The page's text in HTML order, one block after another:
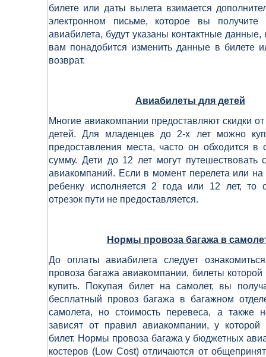
билете или даты вылета взимается
электронном письме, которое вы получите
авиабилета, будут указаны контактные данные,
вам понадобится изменить данные в билете
возврат.
Авиабилеты для детей
Многие авиакомпании предоставляют скидки
детей. Для младенцев до 2-х лет можно
предоставления места, часто он обходится в
сумму. Дети до 12 лет могут путешествовать
авиакомпаний. Если в момент перелета или на
ребенку исполняется 2 года или 12 лет, то
отрезок пути не предоставляется.
Нормы провоза багажа в
До оплаты авиабилета следует
провоза багажа авиакомпании, билеты
купить. Покупая билет на самолет, вы
бесплатный провоз багажа в багажном
самолета, но стоимость перевеса, а также
зависят от правил авиакомпании, у
билет. Нормы провоза багажа у бюджетных
костеров (Low Cost) отличаются от